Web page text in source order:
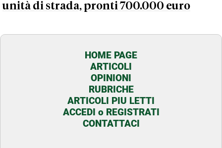
unità di strada, pronti 700.000 euro
HOME PAGE
ARTICOLI
OPINIONI
RUBRICHE
ARTICOLI PIU LETTI
ACCEDI o REGISTRATI
CONTATTACI